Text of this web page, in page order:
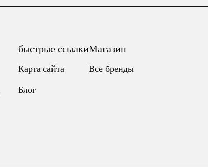
быстрые ссылки
Карта сайта
Блог
Магазин
Все бренды